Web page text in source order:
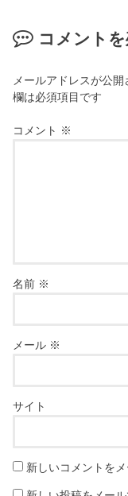
コメント
メールアドレスが公開
欄は必須項目です
コメント ※
名前 ※
メール ※
サイト
新しいコメントを